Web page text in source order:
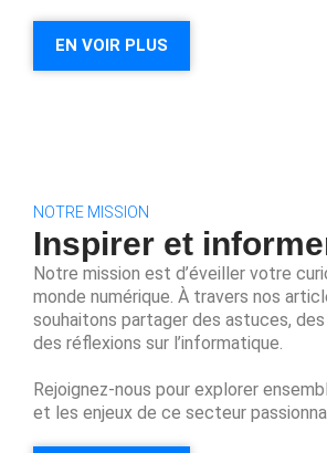
EN VOIR PLUS
NOTRE MISSION
Inspirer et
Notre mission est d’éveiller votre
monde numérique. À travers nos
souhaitons partager des astuces,
des réflexions sur l’informatique.
Rejoignez-nous pour explorer
et les enjeux de ce secteur